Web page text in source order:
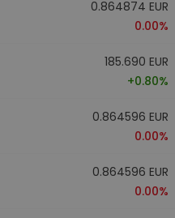
0.864874 EUR
0.00%
185.690 EUR
+0.80%
0.864596 EUR
0.00%
0.864596 EUR
0.00%